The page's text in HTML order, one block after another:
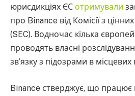
юрисдикціях ЄС отримували
про Binance від Комісії з
(SEC). Водночас кілька
проводять власні
зв’язку з підозрами в
Binance стверджує, що працює